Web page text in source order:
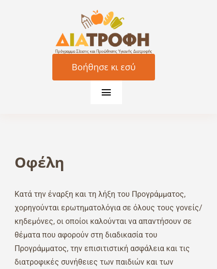
Toggle
Τι κάνουμε
Τα γεύματα
Νέα
Επικοινωνία
Βοήθησε κι εσύ
Οφέλη
Κατά την έναρξη και τη λήξη του Προγράμματος,
χορηγούνται ερωτηματολόγια σε όλους τους γονείς/
κηδεμόνες, οι οποίοι καλούνται να απαντήσουν σε
θέματα που αφορούν στη διαδικασία του
Προγράμματος, την επισιτιστική ασφάλεια και τις
διατροφικές συνήθειες των παιδιών και των